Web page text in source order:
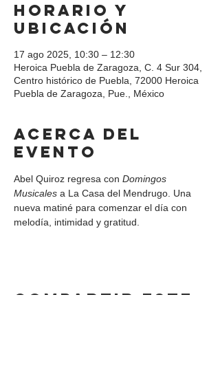
Horario y
ubicación
17 ago 2025, 10:30 – 12:30
Heroica Puebla de Zaragoza, C. 4 Sur 304,
Centro histórico de Puebla, 72000 Heroica
Puebla de Zaragoza, Pue., México
Acerca del
evento
Abel Quiroz regresa con Domingos
Musicales a La Casa del Mendrugo. Una
nueva matiné para comenzar el día con
melodía, intimidad y gratitud.
Compartir este